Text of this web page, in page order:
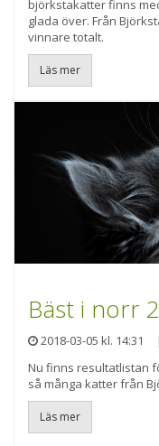
björkstakatter finns
glada över. Från
vinnare totalt.
Läs mer
Bäst i norr
2018-03-05 kl. 14:31 |
Nu finns resultatlistan
så många katter från
Läs mer